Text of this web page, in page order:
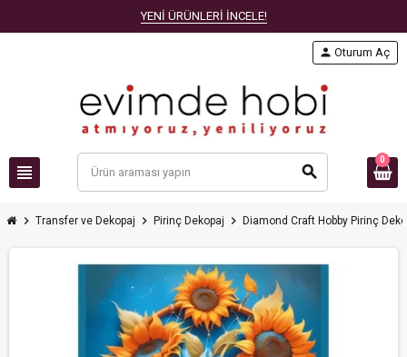
YENİ ÜRÜNLERİ İNCELE!
view_headline search
person Oturum Aç
0
chevron_right Transfer ve Dekopaj chevron_right Pirinç Dekopaj chevron_right Diamond Craft Hobby Pirinç